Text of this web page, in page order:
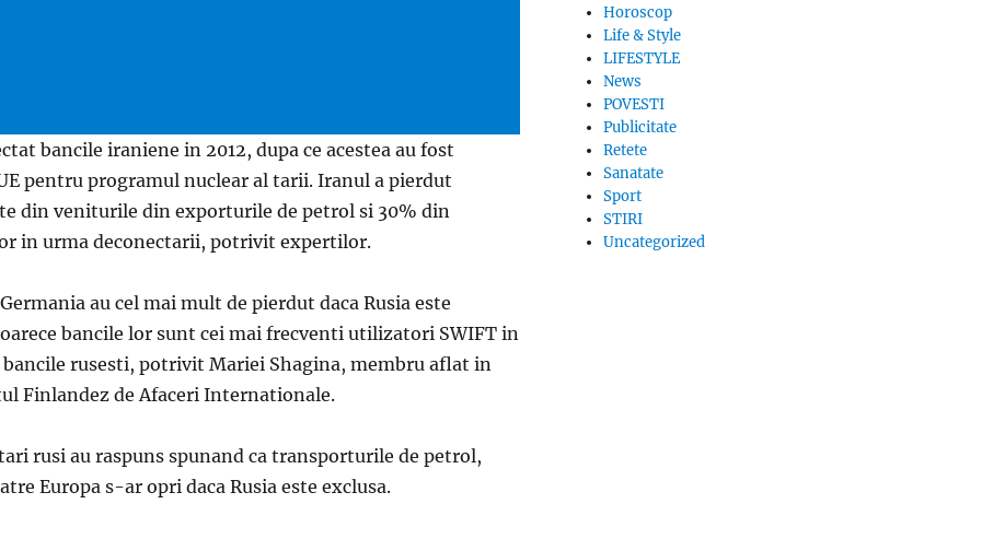
bancile iraniene in 2012, dupa ce acestea au fost
pentru programul nuclear al tarii. Iranul a pierdut
din veniturile din exporturile de petrol si 30% din
in urma deconectarii, potrivit expertilor.
au cel mai mult de pierdut daca Rusia este
bancile lor sunt cei mai frecventi utilizatori SWIFT in
bancile rusesti, potrivit Mariei Shagina, membru aflat in
Finlandez de Afaceri Internationale.
rusi au raspuns spunand ca transporturile de petrol,
Europa s-ar opri daca Rusia este exclusa.
Horoscop
Life & Style
LIFESTYLE
News
POVESTI
Publicitate
Retete
Sanatate
Sport
STIRI
Uncategorized